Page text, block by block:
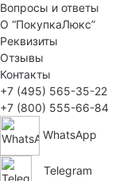
Вопросы и ответы
О “ПокупкаЛюкс”
Реквизиты
Отзывы
Контакты
+7 (495) 565-35-22
+7 (800) 555-66-84
WhatsApp
Telegram